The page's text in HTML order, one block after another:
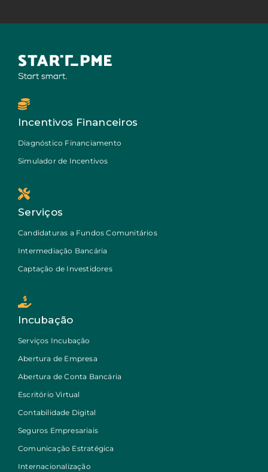
Incentivos Financeiros
Diagnóstico Financiamento
Simulador de Incentivos
Serviços
Candidaturas a Fundos Comunitários
Intermediação Bancária
Captação de Investidores
Incubação
Serviços Incubação
Abertura de Empresa
Abertura de Conta Bancária
Escritório Virtual
Contabilidade Digital
Seguros Empresariais
Comunicação Estratégica
Internacionalização